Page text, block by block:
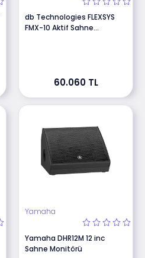
db Technologies FLEXSYS
FMX-10 Aktif Sahne
60.060 TL
Yamaha
Yamaha DHR12M 12 inc
Sahne Monitörü